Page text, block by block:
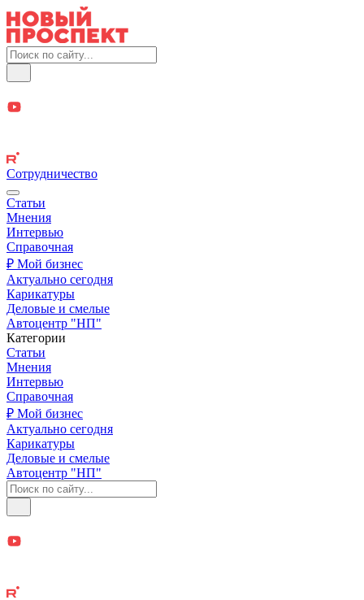
Сотрудничество
Статьи
Мнения
Интервью
Справочная
₽ Мой бизнес
Актуально сегодня
Карикатуры
Деловые и смелые
Автоцентр "НП"
Категории
Статьи
Мнения
Интервью
Справочная
₽ Мой бизнес
Актуально сегодня
Карикатуры
Деловые и смелые
Автоцентр "НП"